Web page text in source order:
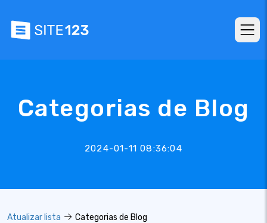
Categorias de Blog
2024-01-11 08:36:04
Atualizar lista Categorias de Blog